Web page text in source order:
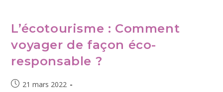
L’écotourisme : Comment
voyager de façon éco-
responsable ?
21 mars 2022